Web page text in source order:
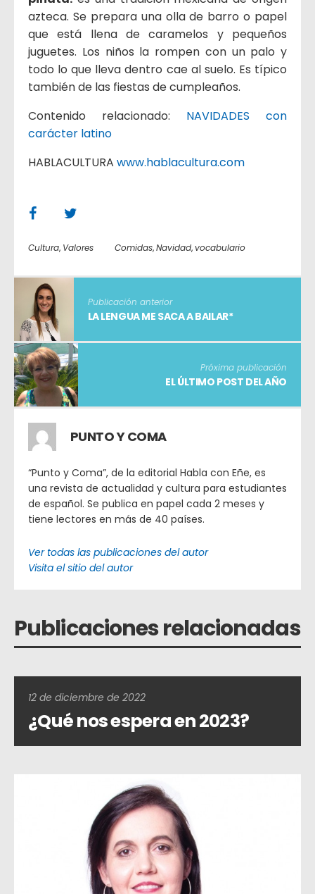
azteca. Se prepara una olla de barro o papel
que está llena de caramelos y pequeños
juguetes. Los niños la rompen con un palo y
todo lo que lleva dentro cae al suelo. Es típico
también de las fiestas de cumpleaños.
Contenido relacionado: NAVIDADES con
carácter latino
HABLACULTURA www.hablacultura.com
Cultura, Valores Comidas,Navidad,vocabulario
Publicación anterior
LA LENGUA ME SACA A BAILAR*
Próxima publicación
EL ÚLTIMO POST DEL AÑO
PUNTO Y COMA
“Punto y Coma”, de la editorial Habla con Eñe, es
una revista de actualidad y cultura para estudiantes
de español. Se publica en papel cada 2 meses y
tiene lectores en más de 40 países.
Ver todas las publicaciones del autor
Visita el sitio del autor
Publicaciones relacionadas
12 de diciembre de 2022
¿Qué nos espera en 2023?